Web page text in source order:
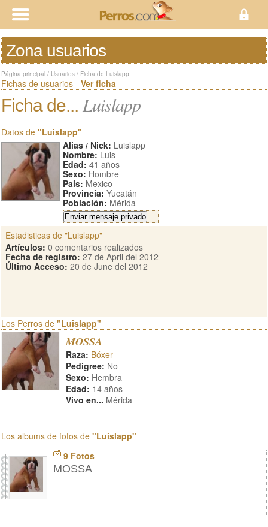
Zona usuarios
Página principal / Usuarios / Ficha de Luislapp
Fichas de usuarios - Ver ficha
Ficha de... Luislapp
Datos de "Luislapp"
Alias / Nick: Luislapp
Nombre: Luis
Edad: 41 años
Sexo: Hombre
Pais: Mexico
Provincia: Yucatán
Población: Mérida
Estadisticas de "Luislapp"
Artículos: 0 comentarios realizados
Fecha de registro: 27 de April del 2012
Último Acceso: 20 de June del 2012
Los Perros de "Luislapp"
MOSSA
Raza: Bóxer
Pedigree: No
Sexo: Hembra
Edad: 14 años
Vivo en... Mérida
Los albums de fotos de "Luislapp"
9 Fotos
MOSSA